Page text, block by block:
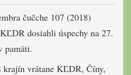
čučche 107 (2018)
dosiahli úspechy na 27.
pamäti.
krajín vrátane KĽDR, Číny,